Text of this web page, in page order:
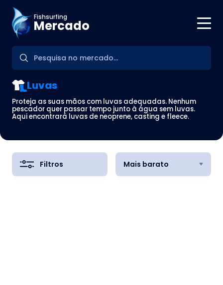
Fishsurfing
Mercado
Luvas
Proteja as suas mãos com luvas adequadas. Nenhum
pescador quer passar tempo junto à água sem luvas.
Aqui encontrará luvas de neoprene, casting e fleece.
Filtros Mais barato